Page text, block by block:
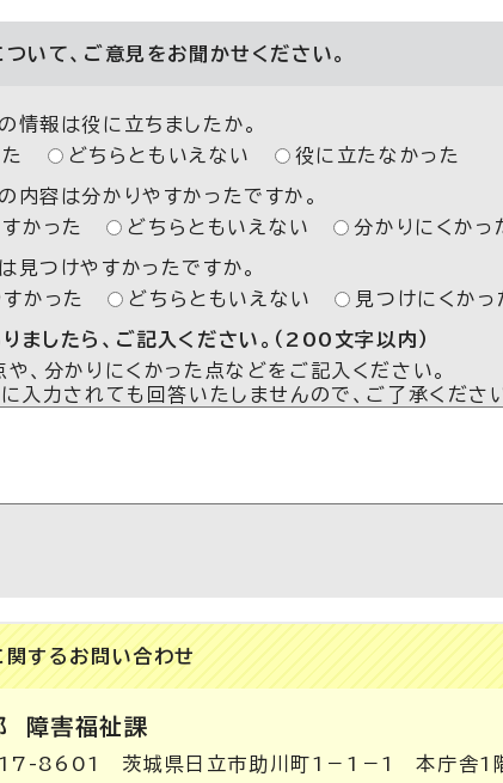
いて、ご意見をお聞かせください。
情報は役に立ちましたか。
どちらともいえない 役に立たなかった
内容は分かりやすかったですか。
かった
どちらともいえない 分かりにくかっ
見つけやすかったですか。
かった
どちらともいえない 見つけにくかっ
ましたら、ご記入ください。（200文字以内）
、分かりにくかった点などをご記入ください。
入力されても回答いたしませんので、ご了承ください
関する お問い合わせ
障害福祉課
8601 茨城県日立市助川町1－1－1 本庁舎1